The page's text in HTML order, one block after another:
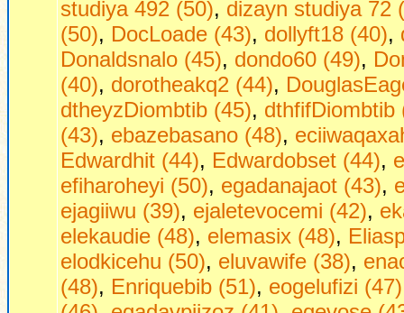
studiya 492 (50), dizayn studiya 72
(50), DocLoade (43), dollyft18 (40),
Donaldsnalo (45), dondo60 (49),
(40), dorotheakq2 (44),
dtheyzDiombtib (45), dthfifDiombtib
(43), ebazebasano (48),
Edwardhit (44), Edwardobset (44),
efiharoheyi (50), egadanajaot (43),
ejagiiwu (39), ejaletevocemi (42),
elekaudie (48), elemasix (48),
elodkicehu (50), eluvawife (38),
(48), Enriquebib (51), eogelufizi (47)